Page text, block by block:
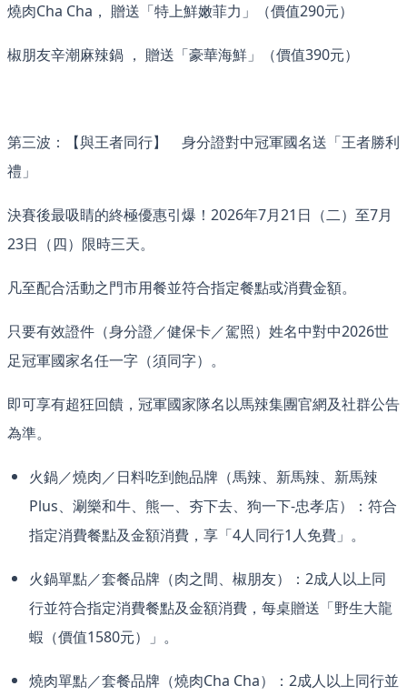
燒肉Cha Cha， 贈送「特上鮮嫩菲力」（價值290元）
椒朋友辛潮麻辣鍋 ， 贈送「豪華海鮮」（價值390元）
第三波：【與王者同行】 身分證對中冠軍國名送「王者勝利
禮」
決賽後最吸睛的終極優惠引爆！2026年7月21日（二）至7月
23日（四）限時三天。
凡至配合活動之門市用餐並符合指定餐點或消費金額。
只要有效證件（身分證／健保卡／駕照）姓名中對中2026世
足冠軍國家名任一字（須同字）。
即可享有超狂回饋，冠軍國家隊名以馬辣集團官網及社群公告
為準。
火鍋／燒肉／日料吃到飽品牌（馬辣、新馬辣、新馬辣
Plus、涮樂和牛、熊一、夯下去、狗一下-忠孝店）：符合
指定消費餐點及金額消費，享「4人同行1人免費」。
火鍋單點／套餐品牌（肉之間、椒朋友）：2成人以上同
行並符合指定消費餐點及金額消費，每桌贈送「野生大龍
蝦（價值1580元）」。
燒肉單點／套餐品牌（燒肉Cha Cha）：2成人以上同行並